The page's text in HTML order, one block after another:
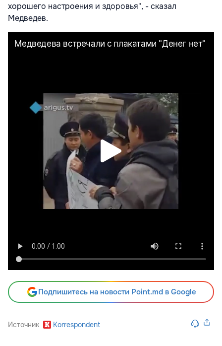
хорошего настроения и здоровья", - сказал
Медведев.
Подпишитесь на новости Point.md в Google
Источник Korrespondent